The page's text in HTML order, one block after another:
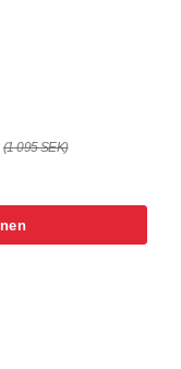
(1 095 SEK)